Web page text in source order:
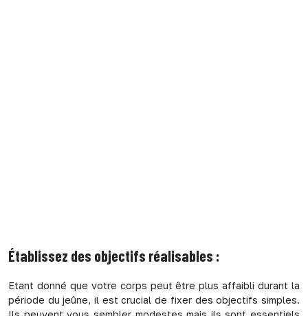
Établissez des objectifs réalisables :
Etant donné que votre corps peut être plus affaibli durant la
période du jeûne, il est crucial de fixer des objectifs simples.